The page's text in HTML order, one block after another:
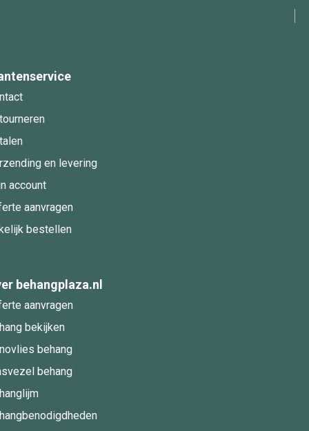
en levering
account
aanvragen
bestellen
behangplaza.nl
aanvragen
bekijken
behang
behang